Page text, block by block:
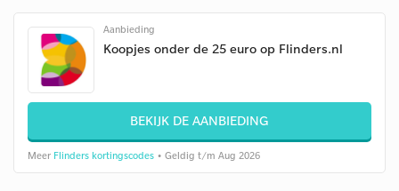
Aanbieding
Koopjes onder de 25 euro op Flinders.nl
BEKIJK DE AANBIEDING
Meer Flinders kortingscodes • Geldig t/m Aug 2026